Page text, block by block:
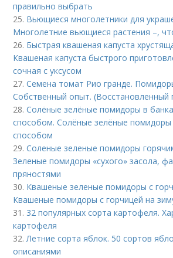
правильно выбрать
25. Вьющиеся многолетники для
Многолетние вьющиеся растения –,
26. Быстрая квашеная капуста
Квашеная капуста быстрого
сочная с уксусом
27.Семена томат Рио гранде.
Собственный опыт. (Восстановленный
28.Солёные зелёные помидоры в
способом. Солёные зелёные помидоры
способом
29.Соленые зеленые помидоры
Зеленые помидоры «сухого» засола,
пряностями
30. Квашеные зеленые помидоры с
Квашеные помидоры с горчицей на
31. 32 популярных сорта картофеля.
картофеля
32.Летние сорта яблок. 50 сортов
описаниями